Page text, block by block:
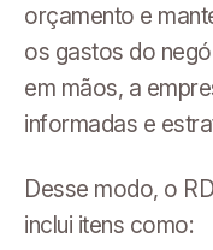
orçamento e
os gastos do
em mãos, a
informadas e
Desse modo, o
inclui itens como: